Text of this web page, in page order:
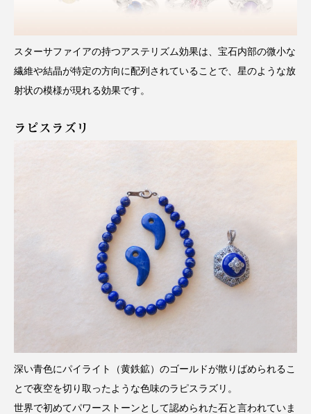
スターサファイアの持つアステリズム効果は、宝石内部の微小な
繊維や結晶が特定の方向に配列されていることで、星のような放
射状の模様が現れる効果です。
ラピスラズリ
深い青色にパイライト（黄鉄鉱）のゴールドが散りばめられるこ
とで夜空を切り取ったような色味のラピスラズリ。
世界で初めてパワーストーンとして認められた石と言われていま